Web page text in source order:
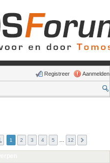
Aanmelden
Registreer
1 2 3 4 5 12